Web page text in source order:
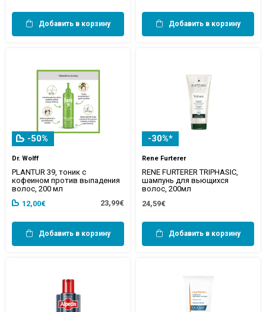
Добавить в корзину Добавить в корзину
-50%
Dr. Wolff
PLANTUR 39, тоник с
кофеином против выпадения
волос, 200 мл
12,00€
23,99€
Добавить в корзину
-30%*
Rene Furterer
RENE FURTERER TRIPHASIC,
шампунь для вьющихся
волос, 200мл
24,59€
Добавить в корзину